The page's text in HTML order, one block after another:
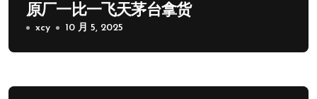
原厂一比一飞天茅台拿货
xcy 10 月 5, 2025